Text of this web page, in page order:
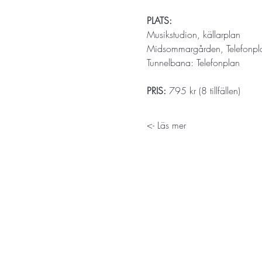
PLATS:
Musikstudion, källarplan
Midsommargården,
Tunnelbana: Telefonplan
PRIS: 795 kr (8 tillfällen)
Läs mer ->